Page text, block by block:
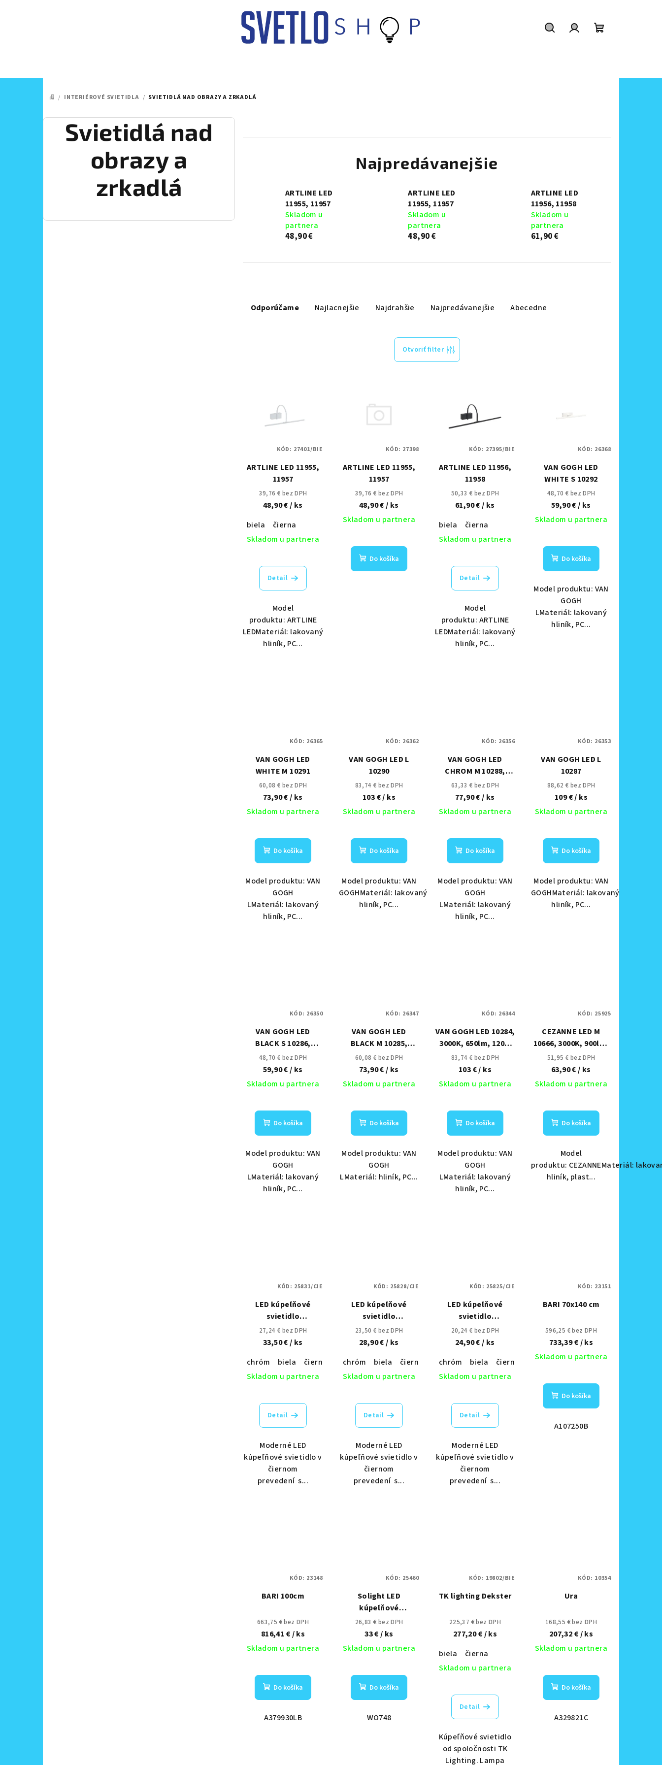
DOMOV
/ INTERIÉROVÉ SVIETIDLA / SVIETIDLÁ NAD OBRAZY A ZRKADLÁ
Svietidlá nad
obrazy a
zrkadlá
Najpredávanejšie
ARTLINE LED
11955, 11957
Skladom u
partnera
48,90 €
ARTLINE LED
11955, 11957
Skladom u
partnera
48,90 €
ARTLINE LED
11956, 11958
Skladom u
partnera
61,90 €
a
o
k
t
Odporúčame Najlacnejšie Najdrahšie Najpredávanejšie Abecedne
Otvoriť filter
s
o
d
v
ARTLINE LED 11955,
11957
39,76 € bez DPH
48,90 €/ ks
biela
čierna
Skladom u partnera
Detail
Model
produktu: ARTLINE
LEDMateriál: lakovaný
hliník, PC...
KÓD: 27401/BIE
ARTLINE LED 11955,
11957
39,76 € bez DPH
48,90 €/ ks
Skladom u partnera
Do košíka
KÓD: 27398
ARTLINE LED 11956,
11958
50,33 € bez DPH
61,90 €/ ks
biela
čierna
Skladom u partnera
Detail
Model
produktu: ARTLINE
LEDMateriál: lakovaný
hliník, PC...
KÓD: 27395/BIE
VAN GOGH LED
WHITE S 10292
48,70 € bez DPH
59,90 €/ ks
Skladom u partnera
Do košíka
Model produktu: VAN
GOGH
LMateriál: lakovaný
hliník, PC...
KÓD: 26368
VAN GOGH LED
WHITE M 10291
60,08 € bez DPH
73,90 €/ ks
Skladom u partnera
Do košíka
Model produktu: VAN
GOGH
LMateriál: lakovaný
hliník, PC...
KÓD: 26365
VAN GOGH LED L
10290
83,74 € bez DPH
103 €/ ks
Skladom u partnera
Do košíka
Model produktu: VAN
GOGHMateriál: lakovaný
hliník, PC...
KÓD: 26362
VAN GOGH LED
CHROM M 10288,
3000K, 490lm, 120°,
30 000h (pôvodné ID
63,33 € bez DPH
77,90 €/ ks
Skladom u partnera
Do košíka
Model produktu: VAN
GOGH
LMateriál: lakovaný
hliník, PC...
KÓD: 26356
VAN GOGH LED L
10287
88,62 € bez DPH
109 €/ ks
Skladom u partnera
Do košíka
Model produktu: VAN
GOGHMateriál: lakovaný
hliník, PC...
KÓD: 26353
VAN GOGH LED
BLACK S 10286,
3000K, 290lm, 30 000h
(pôvodné ID 9351)
48,70 € bez DPH
59,90 €/ ks
Skladom u partnera
Do košíka
Model produktu: VAN
GOGH
LMateriál: lakovaný
hliník, PC...
KÓD: 26350
VAN GOGH LED
BLACK M 10285,
3000K, 430 lm, 120°,
30 000h (pôvodné ID
60,08 € bez DPH
73,90 €/ ks
Skladom u partnera
Do košíka
Model produktu: VAN
GOGH
LMateriál: hliník, PC...
KÓD: 26347
VAN GOGH LED 10284,
3000K, 650lm, 120°,
30 000h (pôvodné ID
9174)
83,74 € bez DPH
103 €/ ks
Skladom u partnera
Do košíka
Model produktu: VAN
GOGH
LMateriál: lakovaný
hliník, PC...
KÓD: 26344
CEZANNE LED M
10666, 3000K, 900lm,
25 000h
51,95 € bez DPH
63,90 €/ ks
Skladom u partnera
Do košíka
Model
produktu: CEZANNEMateriál:
hliník, plast...
KÓD: 25925
LED kúpeľňové
svietidlo
12W/IP44/600/4000K -
LNL7722/BK,
LNL7722/CH
27,24 € bez DPH
33,50 €/ ks
chróm
biela
čierna
Skladom u partnera
Detail
Moderné LED
kúpeľňové svietidlo v
čiernom
prevedení s...
KÓD: 25831/CIE
LED kúpeľňové
svietidlo
10W/IP44/450/4000K -
LNL7721/BK,
LNL7721/CH
23,50 € bez DPH
28,90 €/ ks
chróm
biela
čierna
Skladom u partnera
Detail
Moderné LED
kúpeľňové svietidlo v
čiernom
prevedení s...
KÓD: 25828/CIE
LED kúpeľňové
svietidlo
8W/IP44/300/4000K -
LNL7720/BK,
LNL7720/CH
20,24 € bez DPH
24,90 €/ ks
chróm
biela
čierna
Skladom u partnera
Detail
Moderné LED
kúpeľňové svietidlo v
čiernom
prevedení s...
KÓD: 25825/CIE
BARI 70x140 cm
596,25 € bez DPH
733,39 €/ ks
Skladom u partnera
Do košíka
A107250B
KÓD: 23151
BARI 100cm
663,75 € bez DPH
816,41 €/ ks
Skladom u partnera
Do košíka
A379930LB
KÓD: 23148
Solight LED
kúpeľňové
osvetlenie nad
zrkadlo, 12W, 900lm,
4000K, IP44, 60cm,
strieborné
26,83 € bez DPH
33 €/ ks
Skladom u partnera
Do košíka
WO748
KÓD: 25460
TK lighting Dekster
225,37 € bez DPH
277,20 €/ ks
biela
čierna
Skladom u partnera
Detail
Kúpeľňové svietidlo
od spoločnosti TK
Lighting. Lampa
KÓD: 19802/BIE
Ura
168,55 € bez DPH
207,32 €/ ks
Skladom u partnera
Do košíka
A329821C
KÓD: 10354